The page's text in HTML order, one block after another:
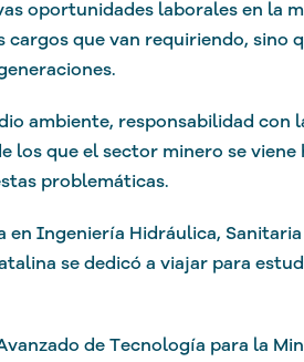
oportunidades laborales en la
que van requiriendo, sino
ambiente, responsabilidad con
los que el sector minero se viene
problemáticas.
en Ingeniería Hidráulica,
se dedicó a viajar para
de Tecnología para la